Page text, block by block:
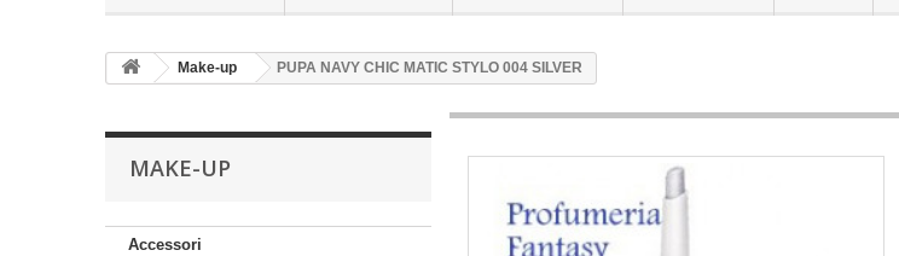
Make-up PUPA NAVY CHIC MATIC STYLO 004 SILVER
MAKE-UP
Accessori